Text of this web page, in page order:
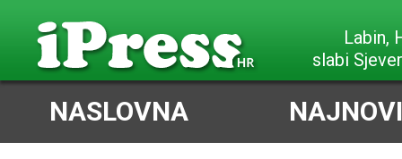
Labin,
slabi
NASLOVNA